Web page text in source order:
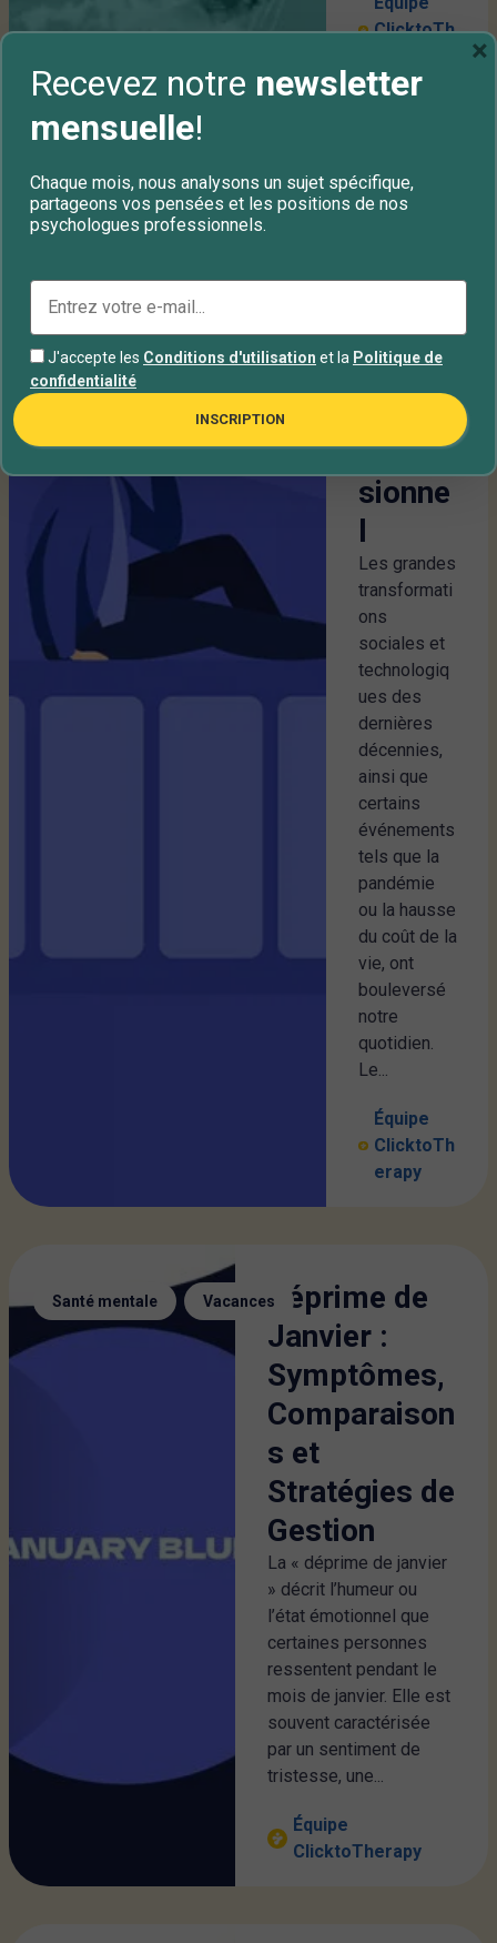
ClicktoTh
Burnout , Syndrome
Le
burn
me
d’épuis
profes
sionne
l
Les grandes
transformati
ons
sociales et
technologiq
ues des
dernières
décennies,
ainsi que
certains
événements
tels que la
pandémie
ou la hausse
du coût de la
vie, ont
bouleversé
notre
quotidien.
Le...
Équipe
ClicktoTh
erapy
Santé mentale , VacancesDéprime de
Janvier :
Symptômes,
Comparaison
s et
Stratégies de
Gestion
La « déprime de janvier
» décrit l’humeur ou
l’état émotionnel que
certaines personnes
ressentent pendant le
mois de janvier. Elle est
souvent caractérisée
par un sentiment de
tristesse, une...
Équipe
ClicktoTherapy
Recevez notre newsletter
mensuelle!
Chaque mois, nous analysons un sujet spécifique,
partageons vos pensées et les positions de nos
psychologues professionnels.
J'accepte les Conditions d'utilisation et la Politique de
confidentialité
INSCRIPTION
×